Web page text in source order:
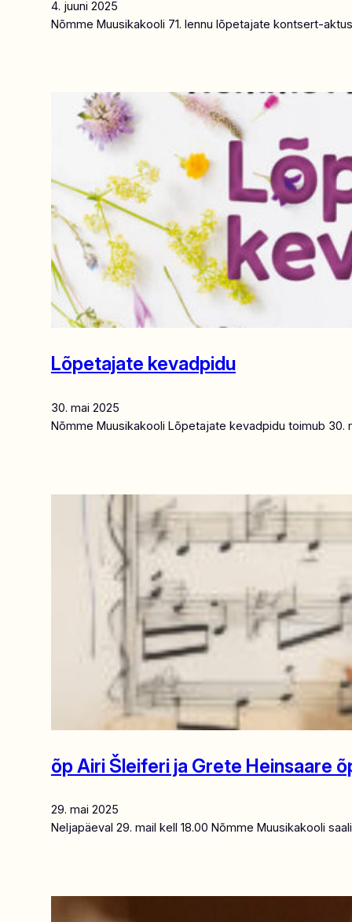
4. juuni 2025
Nõmme Muusikakooli 71. lennu lõpetajate kontsert-
Lõpetajate kevadpidu
30. mai 2025
Nõmme Muusikakooli Lõpetajate kevadpidu toimub 30.
õp Airi Šleiferi ja Grete Heinsaare
29. mai 2025
Neljapäeval 29. mail kell 18.00 Nõmme Muusikakooli